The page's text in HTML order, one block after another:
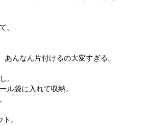
。
んなん片付けるの大変すぎる。
。
ル袋に入れて収納。
。